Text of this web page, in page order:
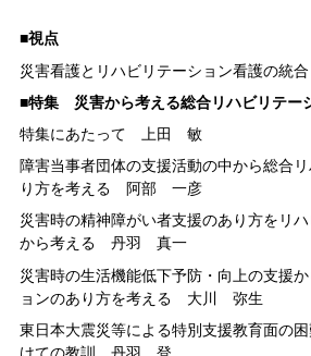
■視点
災害看護とリハビリテーション看護の
■特集 災害から考える総合リハビリテー
特集にあたって 上田 敏
障害当事者団体の支援活動の中から総合
り方を考える 阿部 一彦
災害時の精神障がい者支援のあり方をリ
から考える 丹羽 真一
災害時の生活機能低下予防・向上の支援
ョンのあり方を考える 大川 弥生
東日本大震災等による特別支援教育面の